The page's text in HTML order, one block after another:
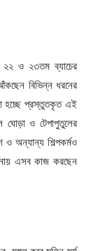
২২ ও ২৩তম ব্যাচের
আঁকছেন বিভিন্ন ধরনের
হচ্ছে প্রস্তুতকৃত এই
ঘোড়া ও টেপাপুতুলের
ও অন্যান্য শিল্পকর্মও
এসব কাজ করছেন